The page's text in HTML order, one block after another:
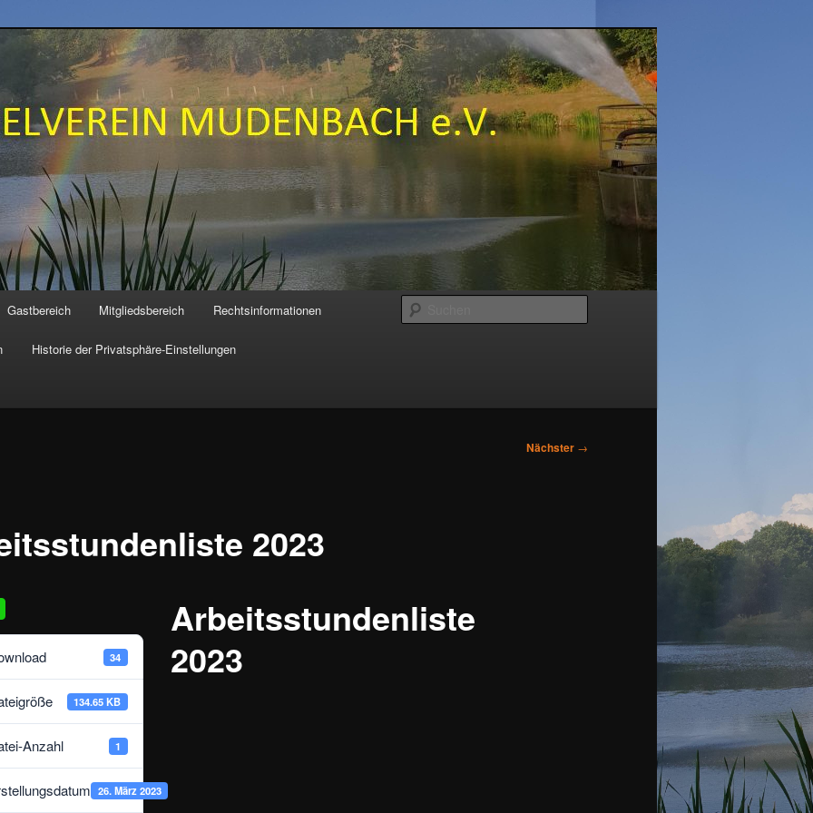
MUDENBACH e.V.
Gastbereich Mitgliedsbereich Rechtsinformationen
Historie der Privatsphäre-Einstellungen
Nächster →
2023
34
134.65 KB
Anzahl 1
26. März 2023
Arbeitsstundenliste
2023